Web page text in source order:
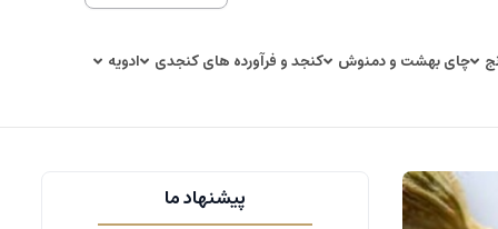
چای بهشت و دمنوش کنجد و فرآورده های کنجدی ادویه
پیشنهاد ما